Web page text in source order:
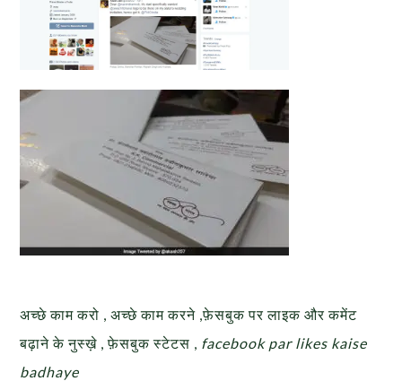
अच्छे काम करो , अच्छे काम करने ,फ़ेसबुक पर लाइक और कमेंट
बढ़ाने के नुस्ख़े , फ़ेसबुक स्टेटस , facebook par likes kaise
badhaye